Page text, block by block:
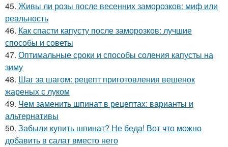
45. Живы ли розы после весенних заморозков: миф или
реальность
46. Как спасти капусту после заморозков: лучшие
способы и советы
47. Оптимальные сроки и способы соления капусты на
зиму
48. Шаг за шагом: рецепт приготовления вешенок
жареных с луком
49. Чем заменить шпинат в рецептах: варианты и
альтернативы
50. Забыли купить шпинат? Не беда! Вот что можно
добавить в салат вместо него